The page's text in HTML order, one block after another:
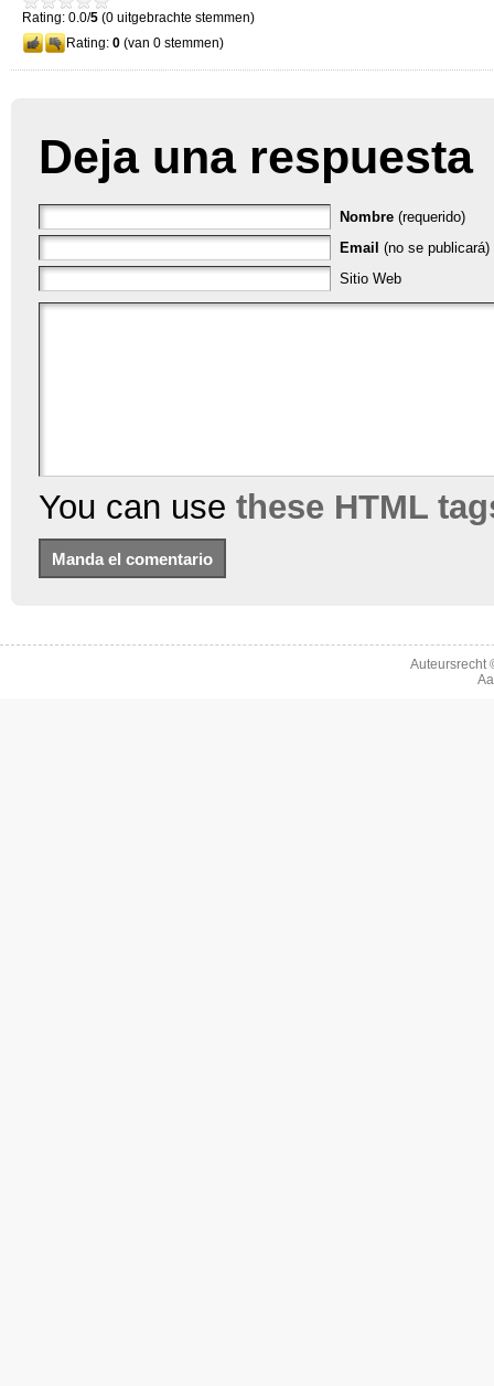
Rating: 0.0/5 (0 uitgebrachte stemmen)
Rating: 0 (van 0 stemmen)
Deja una respuesta
Nombre (requerido)
Email (no se publicará)
Sitio Web
You can use these HTML
Auteursrecht